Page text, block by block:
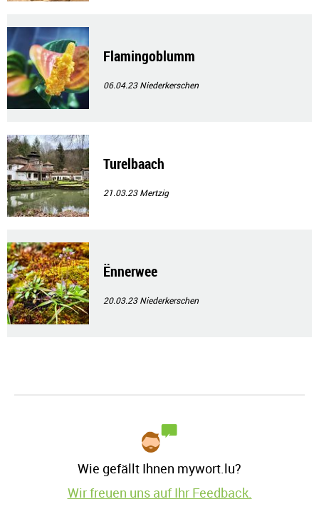
Flamingoblumm
06.04.23Niederkerschen
Turelbaach
21.03.23Mertzig
Ënnerwee
20.03.23Niederkerschen
Wie gefällt Ihnen mywort.lu?
Wir freuen uns auf Ihr Feedback.